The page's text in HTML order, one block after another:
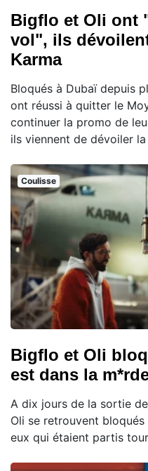
Bigflo et Oli ont
vol", ils
Karma
Bloqués à Dubaï depuis
ont réussi à quitter le
continuer la promo de
ils viennent de dévoiler
Coulisse
Bigflo et Oli
est dans la
A dix jours de la sortie
Oli se retrouvent
eux qui étaient partis